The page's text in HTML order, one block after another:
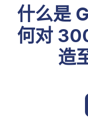
什么是
何对
造